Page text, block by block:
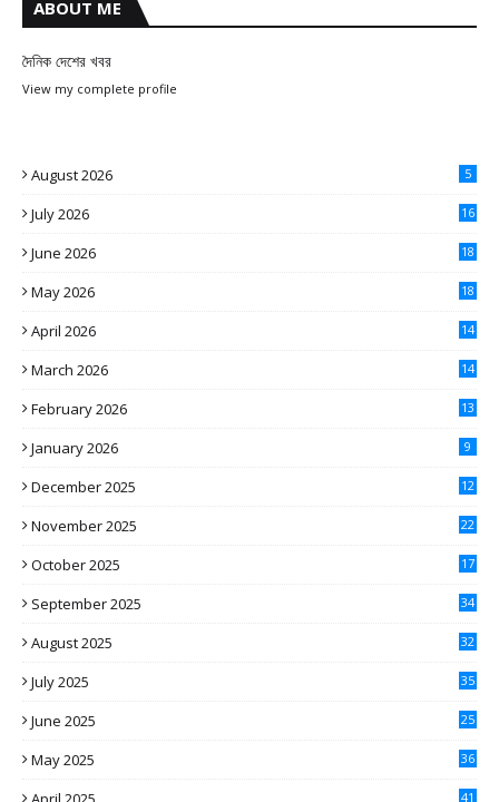
ABOUT ME
দৈনিক দেশের খবর
View my complete profile
August 2026 5
July 2026 16
June 2026 18
May 2026 18
April 2026 14
March 2026 14
February 2026 13
January 2026 9
December 2025 12
November 2025 22
October 2025 17
September 2025 34
August 2025 32
July 2025 35
June 2025 25
May 2025 36
41